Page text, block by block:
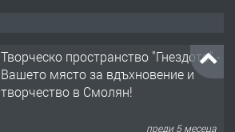
Творческо пространство "Гнездото" -
Вашето място за вдъхновение и
творчество в Смолян!
преди 5 месеца